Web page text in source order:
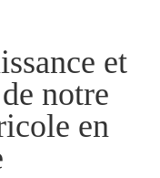
et
notre
en